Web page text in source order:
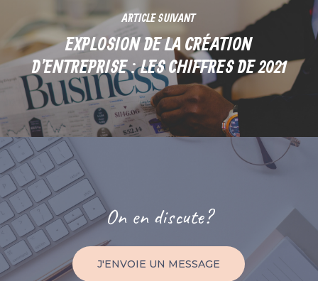
ARTICLE SUIVANT
EXPLOSION DE LA CRÉATION
D'ENTREPRISE : LES CHIFFRES DE 2021
On en discute?
J'ENVOIE UN MESSAGE